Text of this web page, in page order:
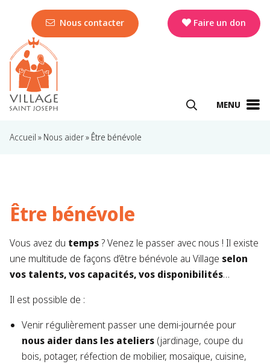
Nous contacter Faire un don
MENU
Accueil » Nous aider» Être bénévole
Être bénévole
Vous avez du temps? Venez le passer avec nous ! Il existe
une multitude de façons d’être bénévole au Village selon
vos talents, vos capacités, vos disponibilités…
Il est possible de :
Venir régulièrement passer une demi-journée pour
nous aider dans les ateliers (jardinage, coupe du
bois, potager, réfection de mobilier, mosaïque, cuisine,